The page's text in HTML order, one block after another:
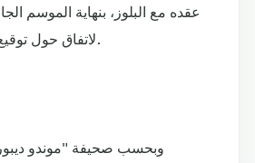
عقده مع البلوز، بنهاية الموسم
لاتفاق حول توقيع عقدٍ جديد حتى الآن.
وبحسب صحيفة "موندو